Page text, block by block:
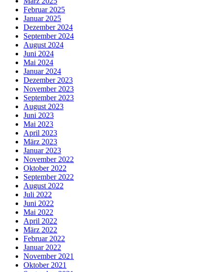
Februar 2025
Januar 2025
Dezember 2024
September 2024
August 2024
Juni 2024
Mai 2024
Januar 2024
Dezember 2023
November 2023
September 2023
August 2023
Juni 2023
Mai 2023
April 2023
März 2023
Januar 2023
November 2022
Oktober 2022
September 2022
August 2022
Juli 2022
Juni 2022
Mai 2022
April 2022
März 2022
Februar 2022
Januar 2022
November 2021
Oktober 2021